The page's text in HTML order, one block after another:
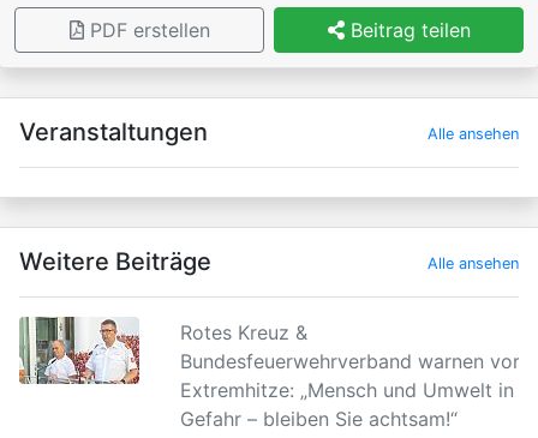
PDF erstellen Beitrag teilen
×
Veranstaltungen Alle ansehen
Weitere Beiträge Alle ansehen
Rotes Kreuz &
Bundesfeuerwehrverband warnen vor
Extremhitze: „Mensch und Umwelt in
Gefahr – bleiben Sie achtsam!“